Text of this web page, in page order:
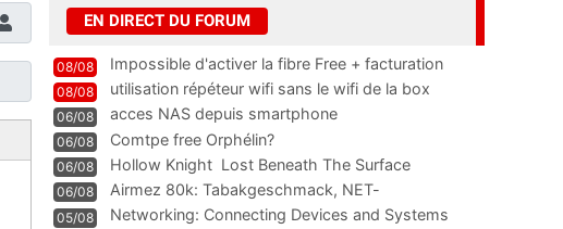
EN DIRECT DU FORUM
08/08
Impossible d'activer la fibre Free + facturation
résiliation
08/08 utilisation répéteur wifi sans le wifi de la box
06/08 acces NAS depuis smartphone
06/08 Comtpe free Orphélin?
06/08 Hollow Knight  Lost Beneath The Surface
06/08
Airmez 80k: Tabakgeschmack, NET-
Technologie und Leistung im
05/08 Networking: Connecting Devices and Systems